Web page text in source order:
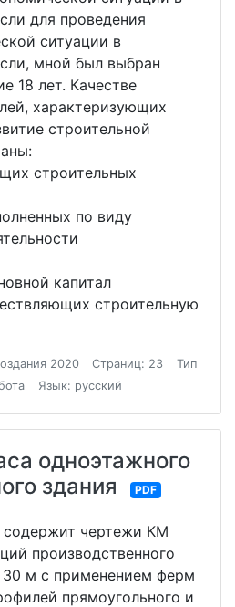
для проведения
ситуации в
мной был выбран
18 лет. Качестве
характеризующих
строительной
строительных
по виду
капитал
строительную
2020 Страниц: 23
Тип
Язык: русский
одноэтажного
здания
PDF
чертежи КМ
производственного
м с применением ферм
прямоугольного и